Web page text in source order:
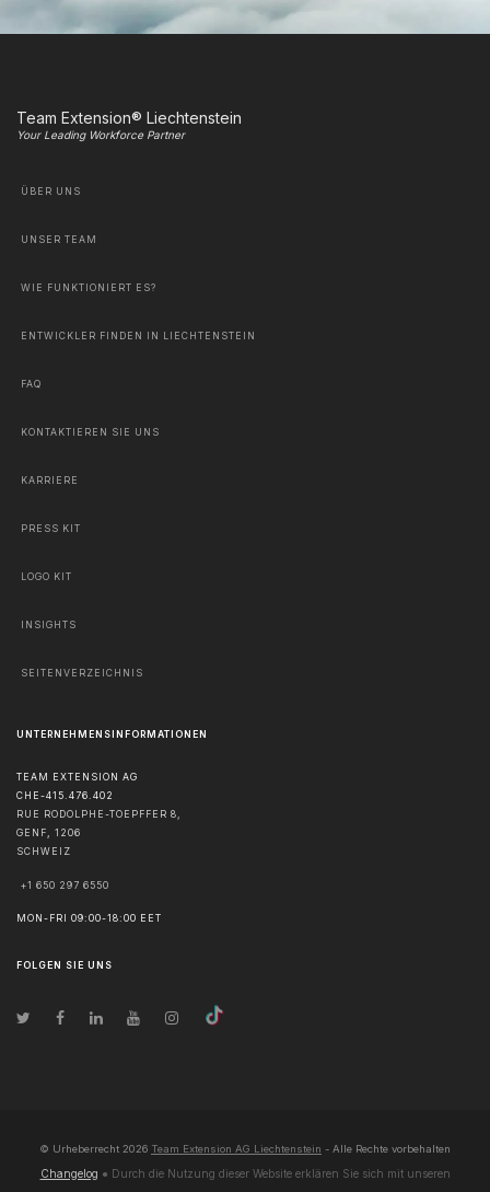
Team Extension® Liechtenstein
Your Leading Workforce Partner
ÜBER UNS
UNSER TEAM
WIE FUNKTIONIERT ES?
ENTWICKLER FINDEN IN LIECHTENSTEIN
FAQ
KONTAKTIEREN SIE UNS
KARRIERE
PRESS KIT
LOGO KIT
INSIGHTS
SEITENVERZEICHNIS
UNTERNEHMENSINFORMATIONEN
TEAM EXTENSION AG
CHE-415.476.402
RUE RODOLPHE-TOEPFFER 8,
GENF, 1206
SCHWEIZ
+1 650 297 6550
MON-FRI 09:00-18:00 EET
FOLGEN SIE UNS
© Urheberrecht 2026 Team Extension AG Liechtenstein - Alle Rechte vorbehalten
Changelog ● Durch die Nutzung dieser Website erklären Sie sich mit unseren